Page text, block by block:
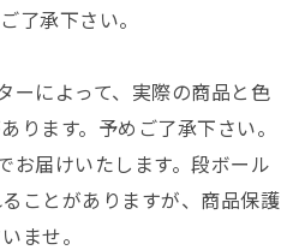
了承下さい。
ーによって、実際の商品と色
ります。予めご了承下さい。
お届けいたします。段ボール
ことがありますが、商品保護
ませ。